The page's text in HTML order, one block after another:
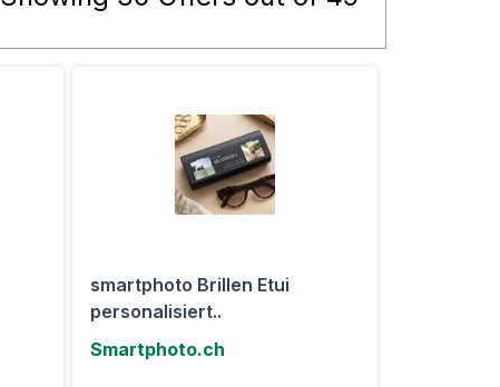
smartphoto Brillen Etui
personalisiert..
Smartphoto.ch